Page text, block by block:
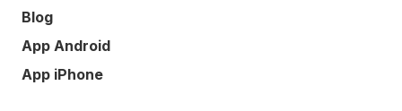
Blog
App Android
App iPhone